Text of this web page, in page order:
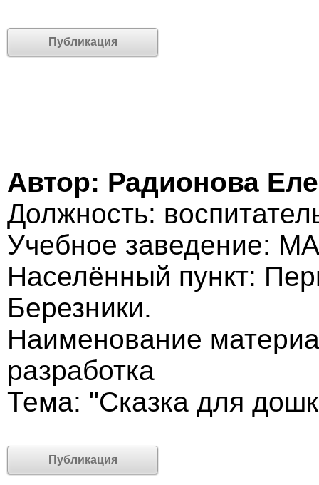
Публикация
Автор: Радионова
Должность:
Учебное заведение:
Населённый пункт:
Березники.
Наименование
разработка
Тема: "Сказка для
Публикация